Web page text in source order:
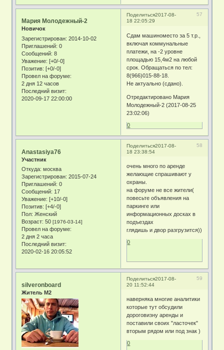
Поделиться 57
2017-08-
18 22:05:29
Мария Молодежный-2
Новичок
Зарегистрирован: 2014-10-02
Приглашений: 0
Сообщений: 8
Уважение: [+0/-0]
Позитив: [+0/-0]
Провел на форуме:
2 дня 12 часов
Последний визит:
2020-09-17 22:00:00
Сдам машиноместо за 5 т.р.,
включая коммунальные
платежи, на -2 уровне
площадью 15,4м2 на любой
срок. Обращаться по тел:
8(966)015-88-18.
Не актуально (сдано).
Отредактировано Мария
Молодежный-2 (2017-08-25
23:02:06)
0
Поделиться 58
2017-08-
18 23:38:54
Anastasiya76
Участник
Откуда: москва
Зарегистрирован: 2015-07-24
Приглашений: 0
Сообщений: 17
Уважение: [+10/-0]
Позитив: [+4/-0]
Пол: Женский
Возраст: 50[1976-03-14]
Провел на форуме:
2 дня 2 часа
Последний визит:
2020-02-16 20:05:52
очень много по аренде
желающие спрашивают у
охраны.
на форуме не все жители(
повесьте объявления на
паркинге или
информационных досках в
подъездах
глядишь и двор разгрузится))
0
Поделиться 59
2017-08-
20 11:52:44
silveronboard
Житель М2
наверняка многие аналитики
которые тут обсудили
дороговизну аренды и
поставили своих "ласточек"
вторым рядом или под знак )
0